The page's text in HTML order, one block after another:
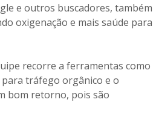
e outros buscadores, também
oxigenação e mais saúde para
recorre a ferramentas como
tráfego orgânico e o
bom retorno, pois são